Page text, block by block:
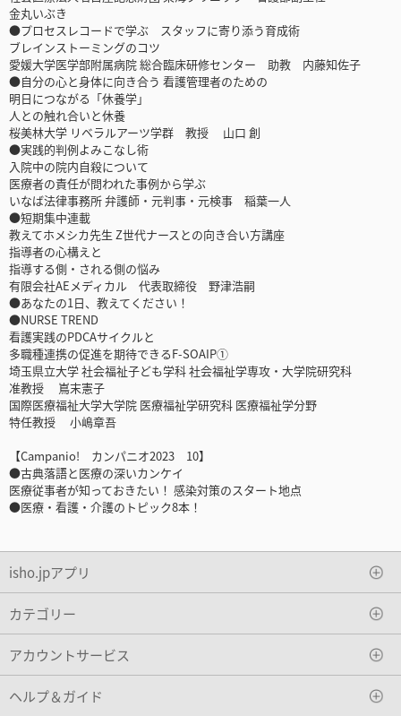
金丸いぶき
●プロセスレコードで学ぶ スタッフに寄り添う育成術
ブレインストーミングのコツ
愛媛大学医学部附属病院 総合臨床研修センター 助教 内藤知佐子
●自分の心と身体に向き合う 看護管理者のための
明日につながる「休養学」
人との触れ合いと休養
桜美林大学 リベラルアーツ学群 教授 山口 創
●実践的判例よみこなし術
入院中の院内自殺について
医療者の責任が問われた事例から学ぶ
いなば法律事務所 弁護師・元判事・元検事 稲葉一人
●短期集中連載
教えてホメシカ先生 Z世代ナースとの向き合い方講座
指導者の心構えと
指導する側・される側の悩み
有限会社AEメディカル 代表取締役 野津浩嗣
●あなたの1日、教えてください！
●NURSE TREND
看護実践のPDCAサイクルと
多職種連携の促進を期待できるF-SOAIP①
埼玉県立大学 社会福祉子ども学科 社会福祉学専攻・大学院研究科
准教授 嶌末憲子
国際医療福祉大学大学院 医療福祉学研究科 医療福祉学分野
特任教授 小嶋章吾
【Campanio! カンパニオ2023 10】
●古典落語と医療の深いカンケイ
医療従事者が知っておきたい！ 感染対策のスタート地点
●医療・看護・介護のトピック8本！
isho.jpアプリ
カテゴリー
アカウントサービス
ヘルプ＆ガイド